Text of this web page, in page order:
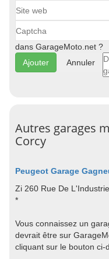
dans GarageMoto.net ?
Annuler
Autres garages
Corcy
Peugeot Garage
Zi 260 Rue De
*
Vous connaissez un
devrait être sur
cliquant sur le bouton ci-